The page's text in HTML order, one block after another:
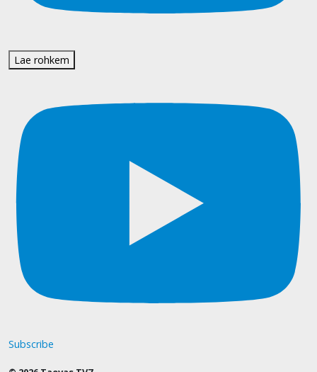
Lae rohkem
Subscribe